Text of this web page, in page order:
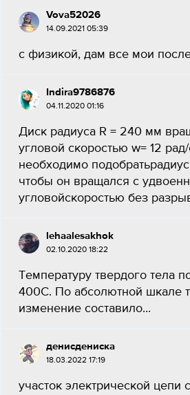
Vova52026
14.09.2021 05:39
с физикой, дам все мои
Indira9786876
04.11.2020 01:16
Диск радиуса R = 240 мм
угловой скоростью w= 12
необходимо
чтобы он вращался с
угловойскоростью без
lehaalesakhok
02.10.2020 18:22
Температуру твердого тела
400С. По абсолютной шкале
изменение составило...
денисдениска
18.03.2022 17:19
участок электрической цепи